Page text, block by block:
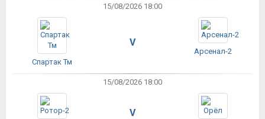
15/08/2026 18:00
Спартак Тм
V
Арсенал-2
15/08/2026 18:00
V